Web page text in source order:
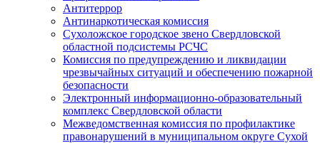
Антитеррор
Антинаркотическая комиссия
Сухоложское городское звено Свердловской
областной подсистемы РСЧС
Комиссия по предупреждению и ликвидации
чрезвычайных ситуаций и обеспечению пожарной
безопасности
Электронный информационно-образовательный
комплекс Cвердловской области
Межведомственная комиссия по профилактике
правонарушений в муниципальном округе Сухой